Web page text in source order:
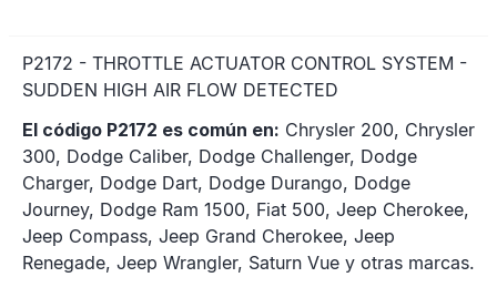
P2172 - THROTTLE ACTUATOR CONTROL SYSTEM -
SUDDEN HIGH AIR FLOW DETECTED
El código P2172 es común en: Chrysler 200, Chrysler
300, Dodge Caliber, Dodge Challenger, Dodge
Charger, Dodge Dart, Dodge Durango, Dodge
Journey, Dodge Ram 1500, Fiat 500, Jeep Cherokee,
Jeep Compass, Jeep Grand Cherokee, Jeep
Renegade, Jeep Wrangler, Saturn Vue y otras marcas.